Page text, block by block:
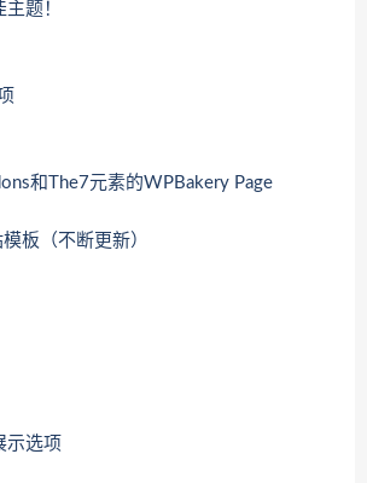
题！
和The7元素的WPBakery Page
板（不断更新）
示选项